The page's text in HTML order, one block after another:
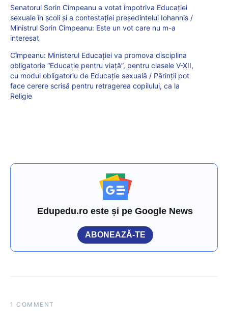
Senatorul Sorin Cîmpeanu a votat împotriva Educației
sexuale în școli și a contestației președintelui Iohannis /
Ministrul Sorin Cîmpeanu: Este un vot care nu m-a
interesat
Cîmpeanu: Ministerul Educației va promova disciplina
obligatorie “Educație pentru viață”, pentru clasele V-XII,
cu modul obligatoriu de Educație sexuală / Părinții pot
face cerere scrisă pentru retragerea copilului, ca la
Religie
Edupedu.ro este și pe Google News
ABONEAZĂ-TE
1 COMMENT